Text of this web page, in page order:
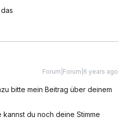
Forum|Forum|6 years ago
bitte mein Beitrag über deinem
du noch deine Stimme